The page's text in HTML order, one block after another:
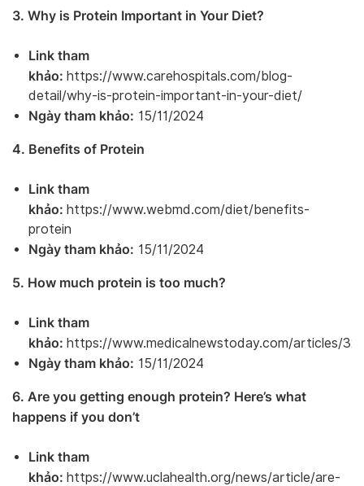
3. Why is Protein Important in Your Diet?
Link tham
khảo: https://www.carehospitals.com/blog-
detail/why-is-protein-important-in-your-diet/
Ngày tham khảo: 15/11/2024
4. Benefits of Protein
Link tham
khảo: https://www.webmd.com/diet/benefits-
protein
Ngày tham khảo: 15/11/2024
5. How much protein is too much?
Link tham
khảo: https://www.medicalnewstoday.com/articles/
Ngày tham khảo: 15/11/2024
6. Are you getting enough protein? Here’s what
happens if you don’t
Link tham
khảo: https://www.uclahealth.org/news/article/are-